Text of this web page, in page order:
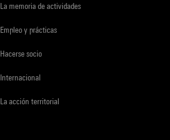
La memoria de actividades
Empleo y prácticas
Hacerse socio
Internacional
La acción territorial